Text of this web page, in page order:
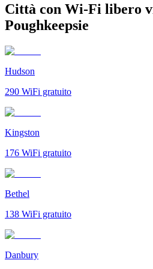
Città con Wi-Fi libero
Poughkeepsie
Hudson
290 WiFi gratuito
Kingston
176 WiFi gratuito
Bethel
138 WiFi gratuito
Danbury